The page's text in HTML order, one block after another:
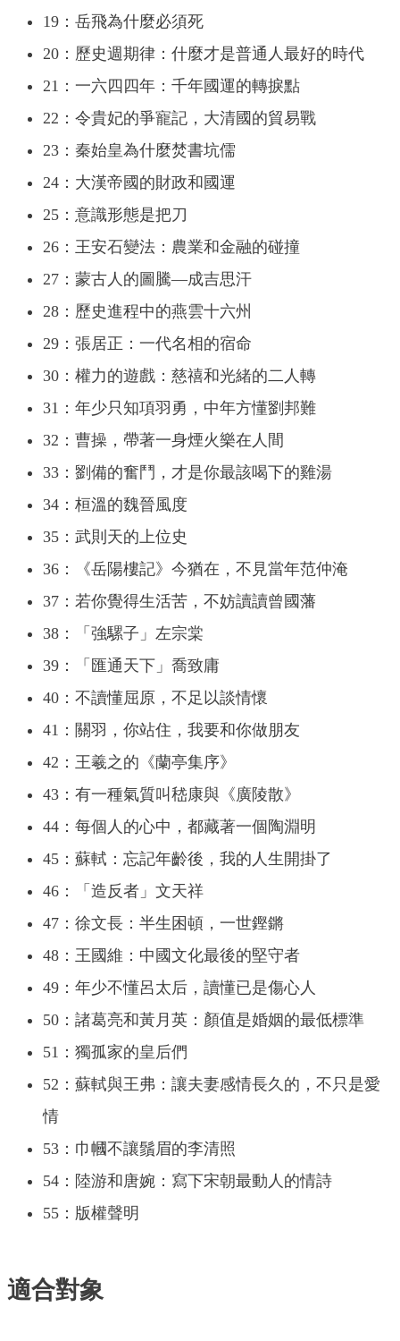
19：岳飛為什麼必須死
20：歷史週期律：什麼才是普通人最好的時代
21：一六四四年：千年國運的轉捩點
22：令貴妃的爭寵記，大清國的貿易戰
23：秦始皇為什麼焚書坑儒
24：大漢帝國的財政和國運
25：意識形態是把刀
26：王安石變法：農業和金融的碰撞
27：蒙古人的圖騰—成吉思汗
28：歷史進程中的燕雲十六州
29：張居正：一代名相的宿命
30：權力的遊戲：慈禧和光緒的二人轉
31：年少只知項羽勇，中年方懂劉邦難
32：曹操，帶著一身煙火樂在人間
33：劉備的奮鬥，才是你最該喝下的雞湯
34：桓溫的魏晉風度
35：武則天的上位史
36：《岳陽樓記》今猶在，不見當年范仲淹
37：若你覺得生活苦，不妨讀讀曾國藩
38：「強騾子」左宗棠
39：「匯通天下」喬致庸
40：不讀懂屈原，不足以談情懷
41：關羽，你站住，我要和你做朋友
42：王羲之的《蘭亭集序》
43：有一種氣質叫嵇康與《廣陵散》
44：每個人的心中，都藏著一個陶淵明
45：蘇軾：忘記年齡後，我的人生開掛了
46：「造反者」文天祥
47：徐文長：半生困頓，一世鏗鏘
48：王國維：中國文化最後的堅守者
49：年少不懂呂太后，讀懂已是傷心人
50：諸葛亮和黃月英：顏值是婚姻的最低標準
51：獨孤家的皇后們
52：蘇軾與王弗：讓夫妻感情長久的，不只是愛
情
53：巾幗不讓鬚眉的李清照
54：陸游和唐婉：寫下宋朝最動人的情詩
55：版權聲明
適合對象